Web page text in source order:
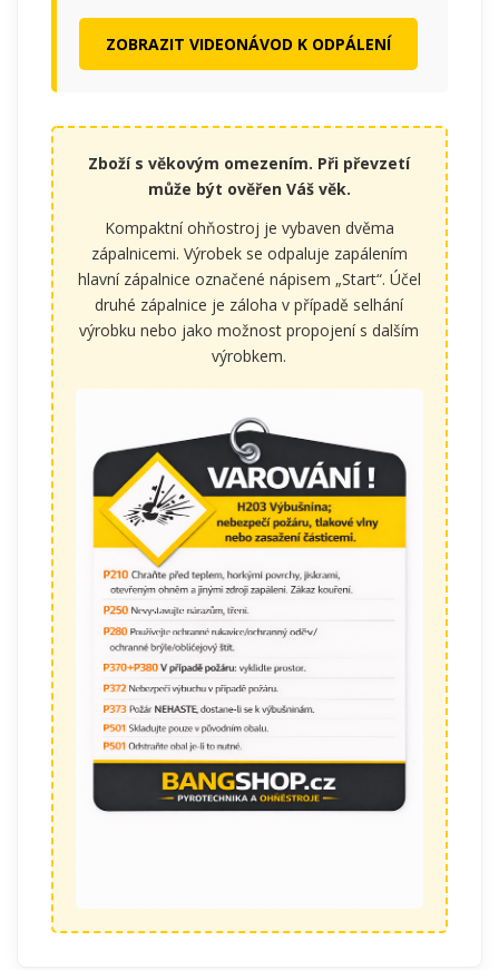
ZOBRAZIT VIDEONÁVOD K ODPÁLENÍ
Zboží s věkovým omezením. Při převzetí
může být ověřen Váš věk.
Kompaktní ohňostroj je vybaven dvěma
zápalnicemi. Výrobek se odpaluje zapálením
hlavní zápalnice označené nápisem „Start“. Účel
druhé zápalnice je záloha v případě selhání
výrobku nebo jako možnost propojení s dalším
výrobkem.